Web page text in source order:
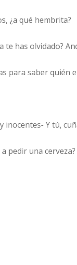
¿a qué hembrita?
has olvidado?
para saber quién
inocentes- Y tú,
pedir una